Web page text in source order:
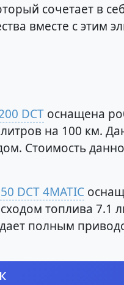
сочетает в
вместе с этим
DCT оснащена
на 100 км.
Стоимость
DCT 4MATIC
топлива 7.1
полным